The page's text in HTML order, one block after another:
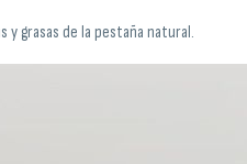
y grasas de la pestaña natural.